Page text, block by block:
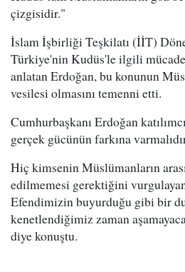
çizgisidir."
İslam İşbirliği Teşkilatı (İİT)
Türkiye'nin Kudüs'le ilgili
anlatan Erdoğan, bu konunun
vesilesi olmasını temenni etti.
Cumhurbaşkanı Erdoğan
gerçek gücünün farkına
Hiç kimsenin Müslümanların
edilmemesi gerektiğini
Efendimizin buyurduğu gibi bir
kenetlendiğimiz zaman
diye konuştu.